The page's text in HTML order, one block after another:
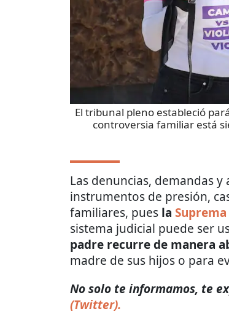
El tribunal pleno estableció
controversia familiar está
Las denuncias, demandas
instrumentos de presión,
familiares, pues la
sistema judicial puede ser
padre recurre de manera
madre de sus hijos o para
No solo te informamos, te
(Twitter).